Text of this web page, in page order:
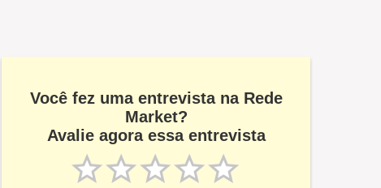
Você fez uma entrevista na Rede
Market?
Avalie agora essa entrevista